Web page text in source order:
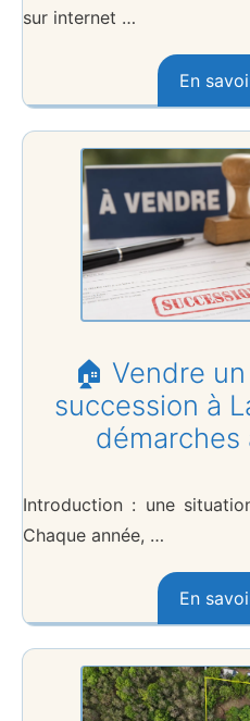
sur internet …
En
🏠 Vendre
succession à
démarches
Introduction : une
Chaque année, …
En